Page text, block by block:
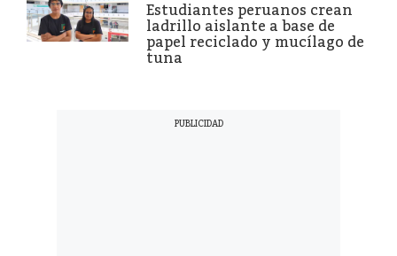
Estudiantes peruanos crean
ladrillo aislante a base de
papel reciclado y mucílago de
tuna